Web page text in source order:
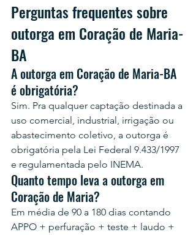
Perguntas frequentes sobre
outorga em Coração de Maria-
BA
A outorga em Coração de Maria-BA
é obrigatória?
Sim. Pra qualquer captação destinada a
uso comercial, industrial, irrigação ou
abastecimento coletivo, a outorga é
obrigatória pela Lei Federal 9.433/1997
e regulamentada pelo INEMA.
Quanto tempo leva a outorga em
Coração de Maria?
Em média de 90 a 180 dias contando
APPO + perfuração + teste + laudo +